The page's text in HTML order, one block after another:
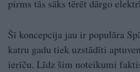
pirms tās sāks tērēt dārgo
Šī koncepcija jau ir populāra
katru gadu tiek uzstādīti
ierīču. Līdz šim noteikumi